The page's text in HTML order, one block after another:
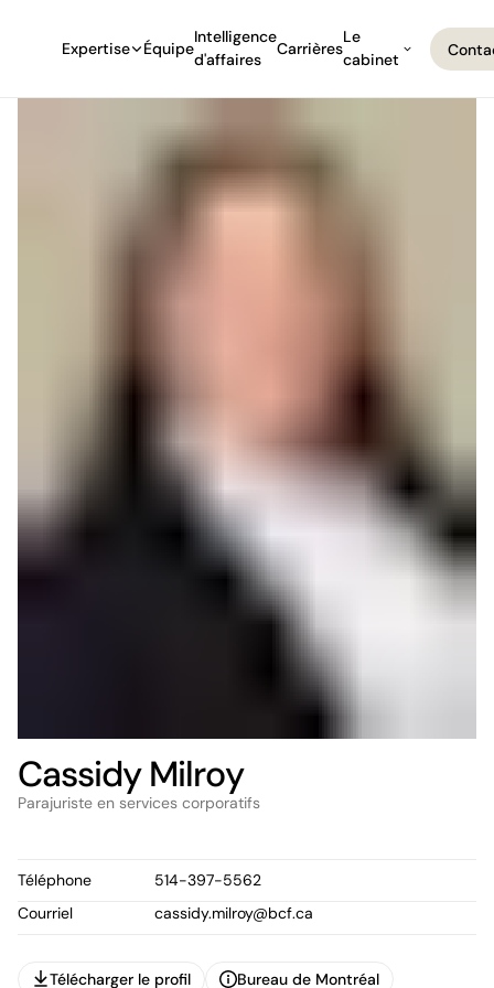
Expertise Équipe
Intelligence
d'affaires
Carrières
Le
cabinet
Cassidy Milroy
Parajuriste en services corporatifs
Téléphone
514-397-5562
Courriel
cassidy.milroy@bcf.ca
Télécharger le profil
Bureau de Montréal